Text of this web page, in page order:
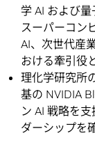
学 AI および
スーパーコン
AI、次世代産
おける牽引役
理化学研究所
基の NVIDIA
ン AI 戦略を
ダーシップを